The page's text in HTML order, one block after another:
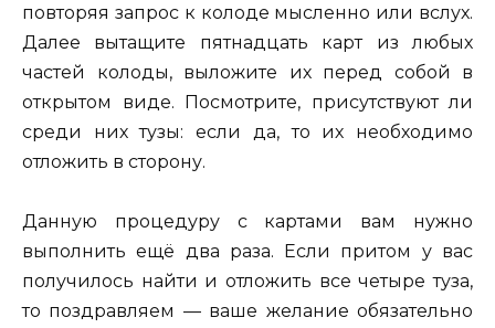
повторяя запрос к колоде мысленно или вслух.
Далее вытащите пятнадцать карт из любых
частей колоды, выложите их перед собой в
открытом виде. Посмотрите, присутствуют ли
среди них тузы: если да, то их необходимо
отложить в сторону.
Данную процедуру с картами вам нужно
выполнить ещё два раза. Если притом у вас
получилось найти и отложить все четыре туза,
то поздравляем — ваше желание обязательно